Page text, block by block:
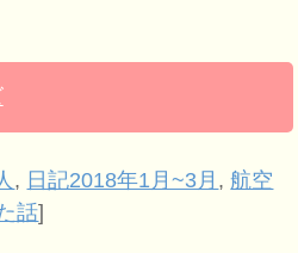
, 日記2018年1月~3月 ,航空
話]